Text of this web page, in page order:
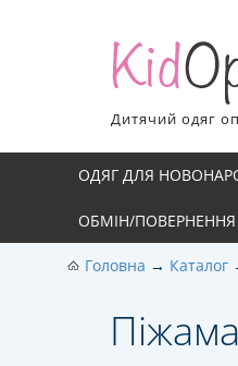
Дитячий одяг
ОДЯГ ДЛЯ
ОБМІН/ПОВЕРНЕННЯ
Головна Каталог